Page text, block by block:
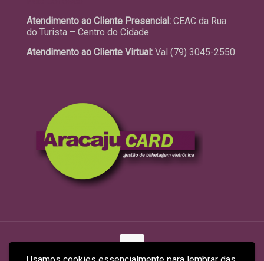
Atendimento ao Cliente Presencial: CEAC da Rua
do Turista – Centro do Cidade
Atendimento ao Cliente Virtual: Val (79) 3045-2550